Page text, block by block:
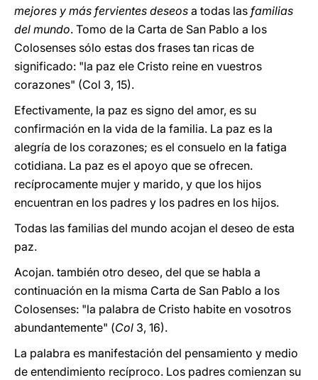
mejores y más fervientes deseos a todas las familias
del mundo. Tomo de la Carta de San Pablo a los
Colosenses sólo estas dos frases tan ricas de
significado: "la paz ele Cristo reine en vuestros
corazones" (Col 3, 15).
Efectivamente, la paz es signo del amor, es su
confirmación en la vida de la familia. La paz es la
alegría de los corazones; es el consuelo en la fatiga
cotidiana. La paz es el apoyo que se ofrecen.
recíprocamente mujer y marido, y que los hijos
encuentran en los padres y los padres en los hijos.
Todas las familias del mundo acojan el deseo de esta
paz.
Acojan. también otro deseo, del que se habla a
continuación en la misma Carta de San Pablo a los
Colosenses: "la palabra de Cristo habite en vosotros
abundantemente" (Col 3, 16).
La palabra es manifestación del pensamiento y medio
de entendimiento recíproco. Los padres comienzan su